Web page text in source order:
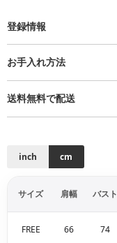
登録情報
お手入れ方法
送料無料で配送
inch cm
サイズ 肩幅 バスト
FREE 66 74